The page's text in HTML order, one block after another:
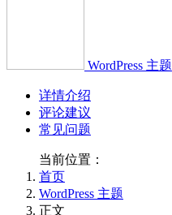
WordPress 主题
详情介绍
评论建议
常见问题
当前位置：
首页
WordPress 主题
正文